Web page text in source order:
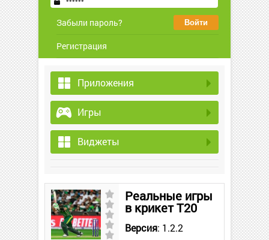
Забыли пароль?
Регистрация
Приложения
Игры
Виджеты
Реальные игры
в крикет T20
Версия: 1.2.2